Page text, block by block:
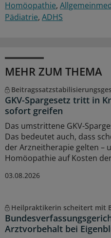
Homöopathie
Pädiatrie ADHS
MEHR ZUM THEMA
GKV-Spargesetz tritt in
sofort greifen
Das umstrittene GKV-
Das bedeutet auch, dass
der Arzneitherapie gelten –
Homöopathie auf Kosten
03.08.2026
Heilpraktikerin scheitert mit
Arztvorbehalt bei